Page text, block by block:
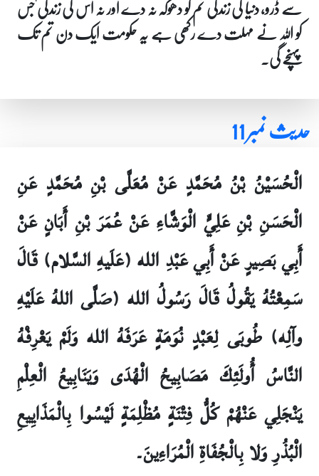
سے ڈرو، دنیا کی زندگی تم کو دھوکہ نہ دے اور نہ اس کی زندگی جس
کو اللہ نے مہلت دے رکھی ہے یہ حکومت ایک دن تم تک
پہنچے گی۔
حدیث نمبر 11
الْحُسَيْنُ بْنُ مُحَمَّدٍ عَنْ مُعَلَّى بْنِ مُحَمَّدٍ عَنِ
الْحَسَنِ بْنِ عَلِيٍّ الْوَشَّاءِ عَنْ عُمَرَ بْنِ أَبَانٍ عَنْ
أَبِي بَصِيرٍ عَنْ أَبِي عَبْدِ الله (عَلَيهِ السَّلام) قَالَ
سَمِعْتُهُ يَقُولُ قَالَ رَسُولُ الله (صَلَّى اللهُ عَلَيْهِ
وآلِه) طُوبَى لِعَبْدٍ نُوَمَةٍ عَرَفَهُ الله وَلَمْ يَعْرِفْهُ
النَّاسُ أُولَئِكَ مَصَابِيحُ الْهُدَى وَيَنَابِيعُ الْعِلْمِ
يَنْجَلِي عَنْهُمْ كُلُّ فِتْنَةٍ مُظْلِمَةٍ لَيْسُوا بِالْمَذَايِيعِ
الْبُذُرِ وَلا بِالْجُفَاةِ الْمُرَاءِينَ۔